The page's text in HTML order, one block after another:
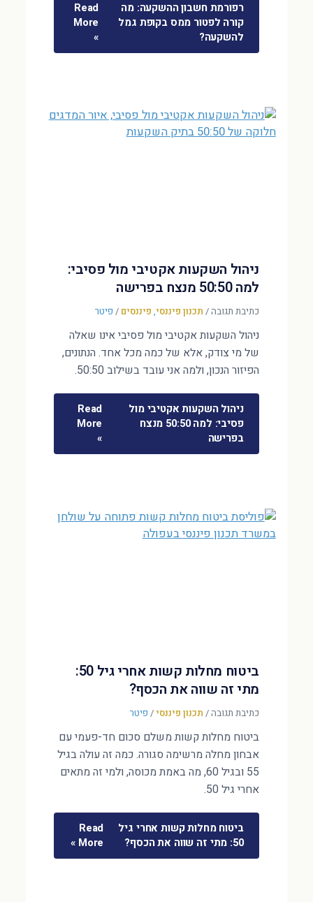
רפורמת חשבון ההשקעה: מה
קורה לפטור ממס בקופת גמל
להשקעה?
Read
More
»
ניהול השקעות אקטיבי מול פסיבי:
למה 50:50 מנצח בפרישה
כתיבת תגובה/ תכנון פיננסי, פיננסים / פיטר
ניהול השקעות אקטיבי מול פסיבי אינו שאלה
של מי צודק, אלא של כמה מכל אחד. הנתונים,
הפיזור הנכון, ולמה אני עובד בשילוב 50:50.
ניהול השקעות אקטיבי מול
פסיבי: למה 50:50 מנצח
בפרישה
Read
More
»
ביטוח מחלות קשות אחרי גיל 50:
מתי זה שווה את הכסף?
כתיבת תגובה/ תכנון פיננסי/ פיטר
ביטוח מחלות קשות משלם סכום חד-פעמי עם
אבחון מחלה מרשימה סגורה. כמה זה עולה בגיל
55 ובגיל 60, מה באמת מכוסה, ולמי זה מתאים
אחרי גיל 50.
ביטוח מחלות קשות אחרי גיל
50: מתי זה שווה את הכסף?
Read
More »